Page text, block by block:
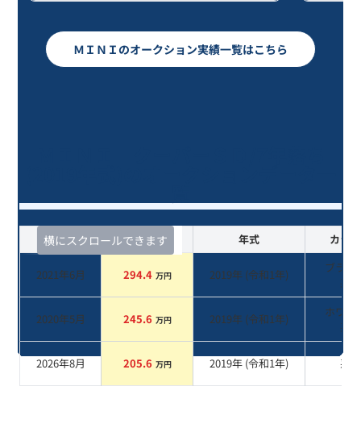
ＭＩＮＩのオークション実績一覧はこちら
横にスクロールできます
査定時期 セルカ実績 年式 カラー
2021年6月 294.4 万円 2019年 (令和1年)
ブラッ
系
2020年5月 245.6 万円 2019年 (令和1年)
ホワイ
系
2026年8月 205.6 万円 2019年 (令和1年) 系